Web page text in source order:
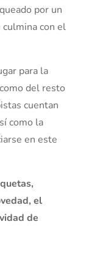
por un
con el
para la
del resto
cuentan
como la
en este
el
de